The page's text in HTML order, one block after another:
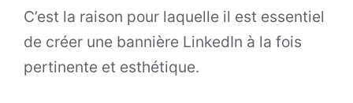
C’est la raison pour laquelle il est essentiel
de créer une bannière LinkedIn à la fois
pertinente et esthétique.